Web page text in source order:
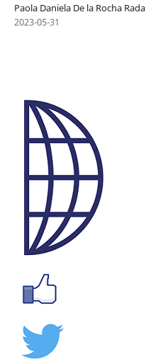
Paola Daniela De la Rocha Rada
2023-05-31